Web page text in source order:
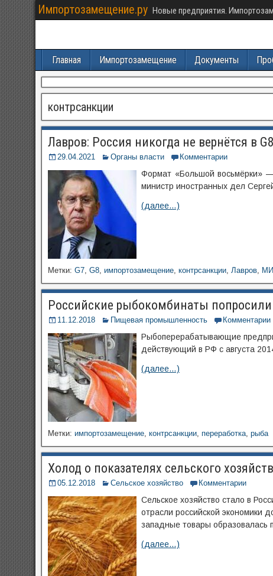
Импортозамещение.ру Новые предприятия.
Главная Импортозамещение Документы
контрсанкции
Лавров: Россия никогда не вернётся в G8
29.04.2021 Органы власти Комментарии
Формат «Большой восьмёрки»
министр иностранных дел
(далее…)
Метки: G7, G8, импортозамещение, контрсанкции, Лавров,
Российские рыбокомбинаты
11.12.2018 Пищевая промышленность Комментарии
Рыбоперерабатывающие
действующий в РФ с августа
(далее…)
Метки: импортозамещение, контрсанкции, переработка, рыба
Холод о показателях сельского
05.12.2018 Сельское хозяйство Комментарии
Сельское хозяйство стало в
отрасли российской экономики
западные товары образовалась
(далее…)